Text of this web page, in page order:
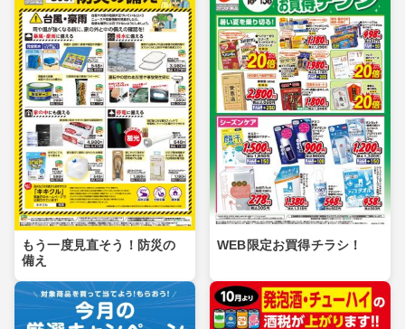
もう一度見直そう！防災の
備え
WEB限定お買得チラシ！